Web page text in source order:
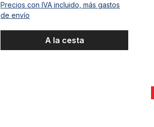
Precios con IVA incluido, más gastos
de envío
A la cesta